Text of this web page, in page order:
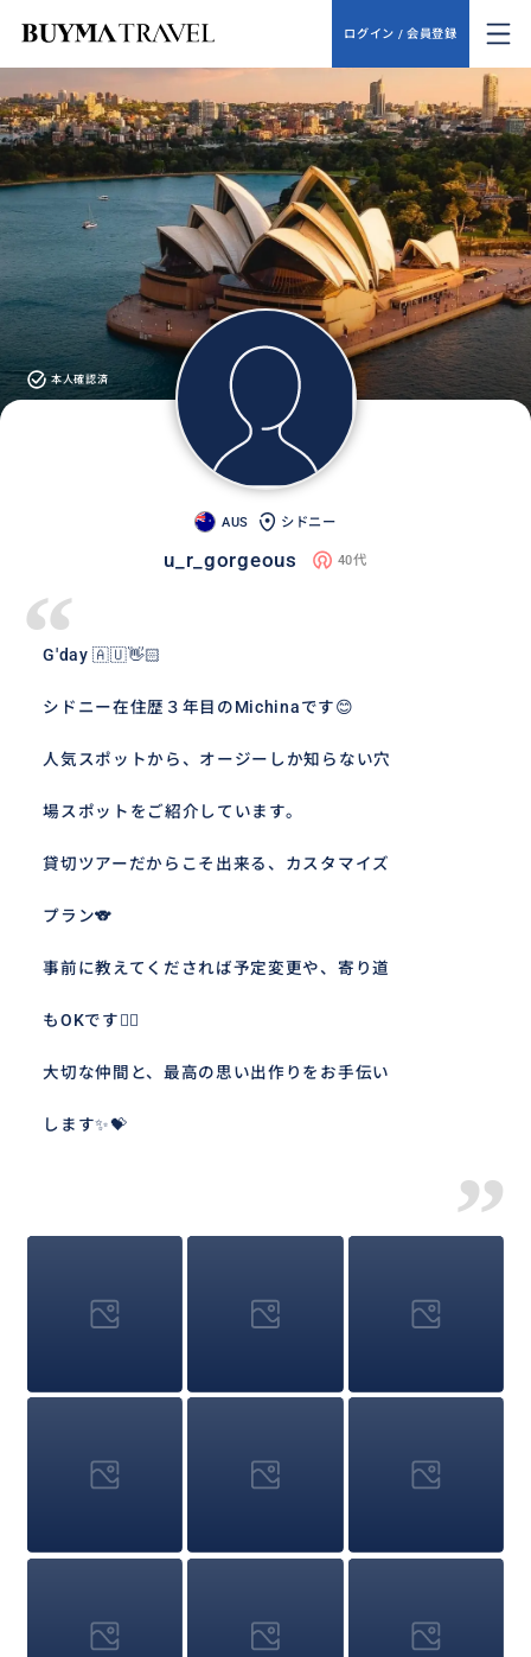
ログイン / 会員登録
本人確認済
AUS シドニー
u_r_gorgeous 40代
“
G'day 🇦🇺👋🏻
シドニー在住歴３年目のMichinaです😊
人気スポットから、オージーしか知らない穴
場スポットをご紹介しています。
貸切ツアーだからこそ出来る、カスタマイズ
プラン🐨
事前に教えてくだされば予定変更や、寄り道
もOKです👌🏻
大切な仲間と、最高の思い出作りをお手伝い
します✨💝
”